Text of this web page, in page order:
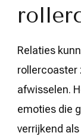
Relaties
rollercoaster
afwisselen.
emoties die
verrijkend